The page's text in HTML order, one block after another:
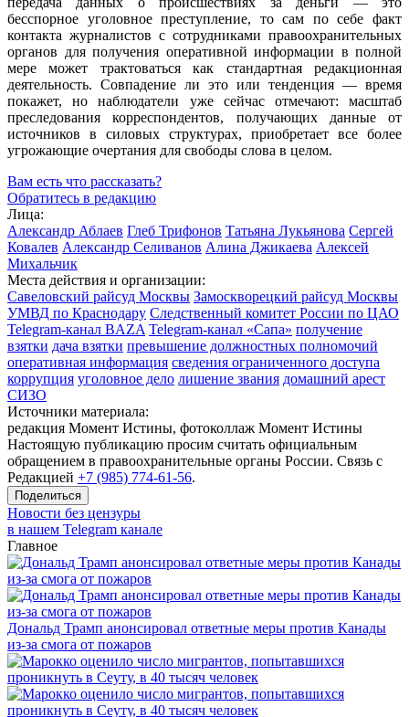
бесспорное уголовное преступление, то сам по себе факт
контакта журналистов с сотрудниками правоохранительных
органов для получения оперативной информации в полной
мере может трактоваться как стандартная редакционная
деятельность. Совпадение ли это или тенденция — время
покажет, но наблюдатели уже сейчас отмечают: масштаб
преследования корреспондентов, получающих данные от
источников в силовых структурах, приобретает все более
угрожающие очертания для свободы слова в целом.
Вам есть что рассказать?
Обратитесь в редакцию
Лица:
Александр Аблаев Глеб Трифонов Татьяна Лукьянова Сергей
Ковалев Александр Селиванов Алина Джикаева Алексей
Михальчик
Места действия и организации:
Савеловский райсуд Москвы Замоскворецкий райсуд Москвы
УМВД по Краснодару Следственный комитет России по ЦАО
Telegram-канал BAZA Telegram-канал «Сапа» получение
взятки дача взятки превышение должностных полномочий
оперативная информация сведения ограниченного доступа
коррупция уголовное дело лишение звания домашний арест
СИЗО
Источники материала:
редакция Момент Истины, фотоколлаж Момент Истины
Настоящую публикацию просим считать официальным
обращением в правоохранительные органы России. Связь с
Редакцией +7 (985) 774-61-56.
Поделиться
Новости без цензуры
в нашем Telegram канале
Главное
Дональд Трамп анонсировал ответные меры против Канады
из-за смога от пожаров